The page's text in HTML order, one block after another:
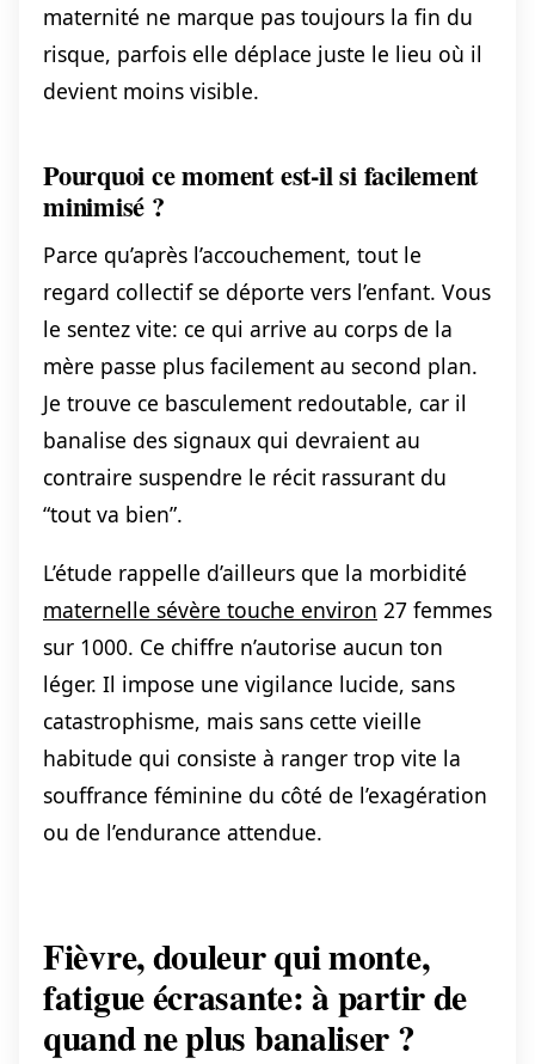
maternité ne marque pas toujours la fin du
risque, parfois elle déplace juste le lieu où il
devient moins visible.
Pourquoi ce moment est-il si facilement
minimisé ?
Parce qu’après l’accouchement, tout le
regard collectif se déporte vers l’enfant. Vous
le sentez vite: ce qui arrive au corps de la
mère passe plus facilement au second plan.
Je trouve ce basculement redoutable, car il
banalise des signaux qui devraient au
contraire suspendre le récit rassurant du
“tout va bien”.
L’étude rappelle d’ailleurs que la morbidité
maternelle sévère touche environ 27 femmes
sur 1000. Ce chiffre n’autorise aucun ton
léger. Il impose une vigilance lucide, sans
catastrophisme, mais sans cette vieille
habitude qui consiste à ranger trop vite la
souffrance féminine du côté de l’exagération
ou de l’endurance attendue.
Fièvre, douleur qui monte,
fatigue écrasante: à partir de
quand ne plus banaliser ?